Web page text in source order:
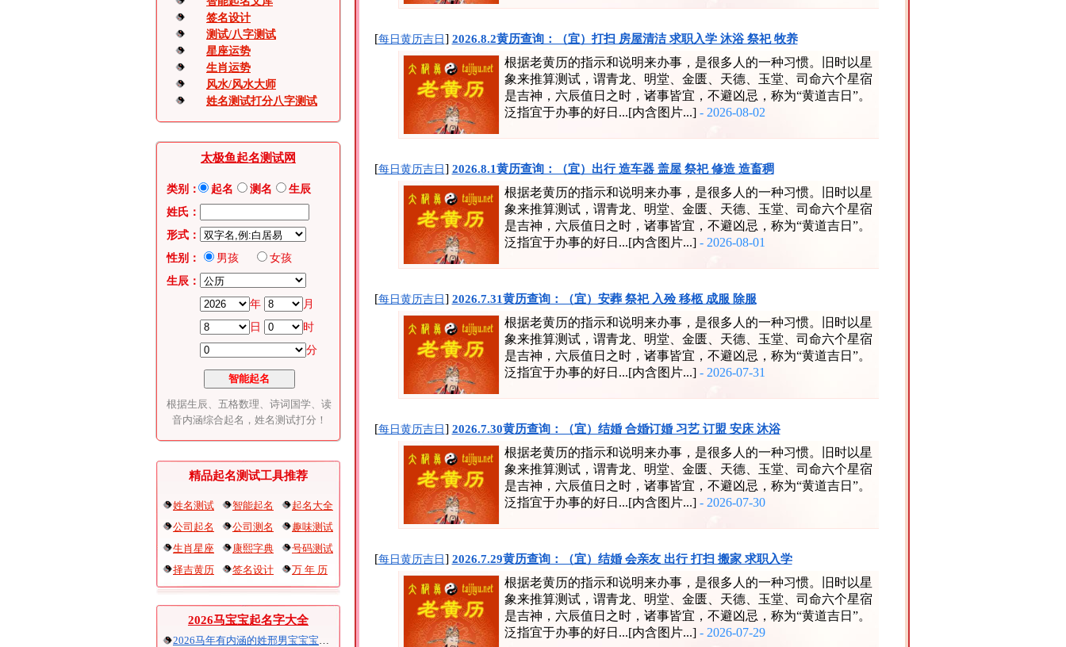
签名设计
测试/八字测试
星座运势
生肖运势
风水/风水大师
姓名测试打分八字测试
太极鱼起名测试网
类别： 起名 测名
生辰
姓氏：
形式：
性别：
男孩
女孩
生辰：
年
月
日
时
分
根据生辰、五格数理、诗词国学、读
音内涵综合起名，姓名测试打分！
精品起名测试工具推荐
姓名测试 智能起名
起名大全
公司起名
公司测名
趣味测试
生肖星座
康熙字典
号码测试
择吉黄历
签名设计 万 年 历
2026马宝宝起名字大全
2026马年有内涵的姓邢男宝宝宝起名
[每日黄历吉日 ] 2026.8.2黄历查询：（宜）打扫 房屋清洁 求职入学 沐浴 祭祀 牧养
根据老黄历的指示和说明来办事，是很多人的一种习惯。旧时以星
象来推算测试，谓青龙、明堂、金匮、天德、玉堂、司命六个星宿
是吉神，六辰值日之时，诸事皆宜，不避凶忌，称为“黄道吉日”。
泛指宜于办事的好日...[内含图片...] - 2026-08-02
[每日黄历吉日 ] 2026.8.1黄历查询：（宜）出行 造车器 盖屋 祭祀 修造 造畜稠
根据老黄历的指示和说明来办事，是很多人的一种习惯。旧时以星
象来推算测试，谓青龙、明堂、金匮、天德、玉堂、司命六个星宿
是吉神，六辰值日之时，诸事皆宜，不避凶忌，称为“黄道吉日”。
泛指宜于办事的好日...[内含图片...] - 2026-08-01
[每日黄历吉日 ] 2026.7.31黄历查询：（宜）安葬 祭祀 入殓 移柩 成服 除服
根据老黄历的指示和说明来办事，是很多人的一种习惯。旧时以星
象来推算测试，谓青龙、明堂、金匮、天德、玉堂、司命六个星宿
是吉神，六辰值日之时，诸事皆宜，不避凶忌，称为“黄道吉日”。
泛指宜于办事的好日...[内含图片...] - 2026-07-31
[每日黄历吉日 ] 2026.7.30黄历查询：（宜）结婚 合婚订婚 习艺 订盟 安床 沐浴
根据老黄历的指示和说明来办事，是很多人的一种习惯。旧时以星
象来推算测试，谓青龙、明堂、金匮、天德、玉堂、司命六个星宿
是吉神，六辰值日之时，诸事皆宜，不避凶忌，称为“黄道吉日”。
泛指宜于办事的好日...[内含图片...] - 2026-07-30
[每日黄历吉日 ] 2026.7.29黄历查询：（宜）结婚 会亲友 出行 打扫 搬家 求职入学
根据老黄历的指示和说明来办事，是很多人的一种习惯。旧时以星
象来推算测试，谓青龙、明堂、金匮、天德、玉堂、司命六个星宿
是吉神，六辰值日之时，诸事皆宜，不避凶忌，称为“黄道吉日”。
泛指宜于办事的好日...[内含图片...] - 2026-07-29